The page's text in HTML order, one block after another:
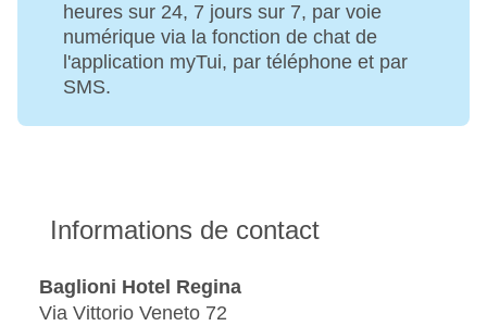
heures sur 24, 7 jours sur 7, par voie
numérique via la fonction de chat de
l'application myTui, par téléphone et par
SMS.
Informations de contact
Baglioni Hotel Regina
Via Vittorio Veneto 72